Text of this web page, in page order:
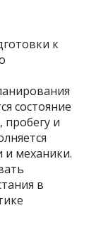
к
состояние
и
и механики.
в